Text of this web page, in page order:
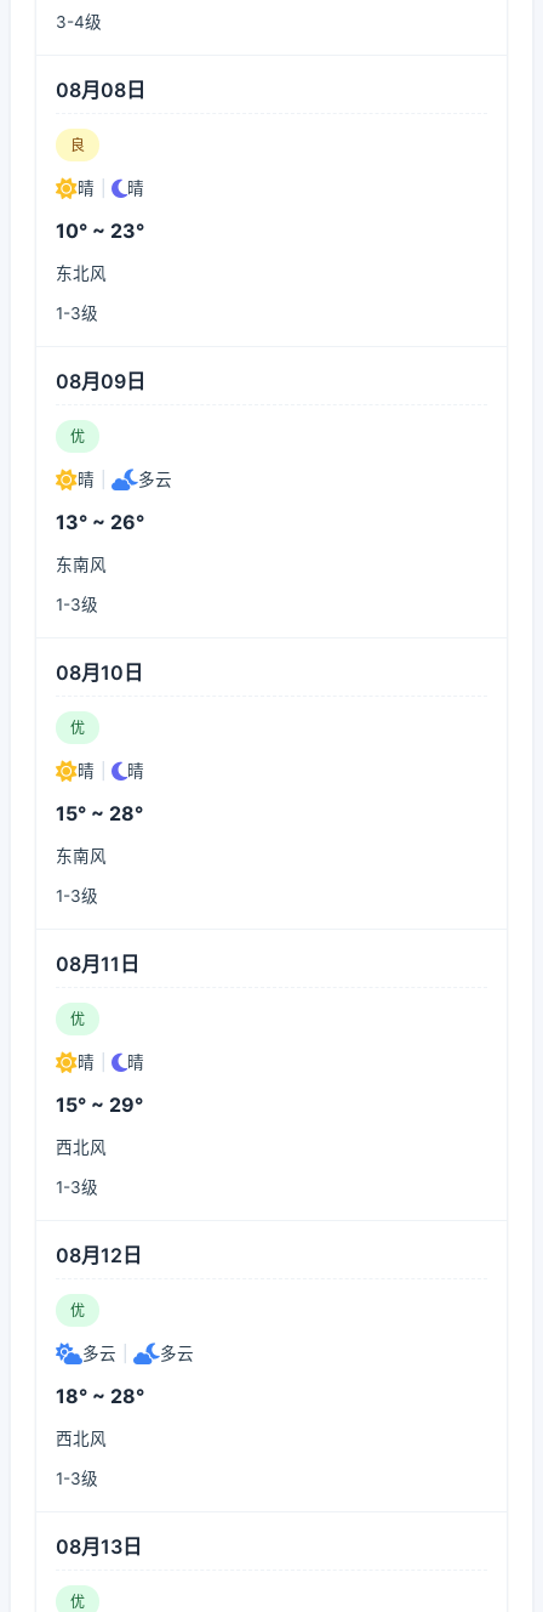
3-4级
08月08日
良
晴 晴
10° ~ 23°
东北风
1-3级
08月09日
优
晴 多云
13° ~ 26°
东南风
1-3级
08月10日
优
晴 晴
15° ~ 28°
东南风
1-3级
08月11日
优
晴 晴
15° ~ 29°
西北风
1-3级
08月12日
优
多云 多云
18° ~ 28°
西北风
1-3级
08月13日
优